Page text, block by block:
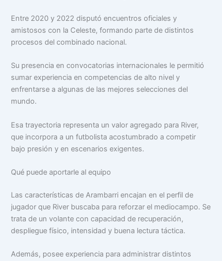
Entre 2020 y 2022 disputó encuentros oficiales y
amistosos con la Celeste, formando parte de distintos
procesos del combinado nacional.
Su presencia en convocatorias internacionales le permitió
sumar experiencia en competencias de alto nivel y
enfrentarse a algunas de las mejores selecciones del
mundo.
Esa trayectoria representa un valor agregado para River,
que incorpora a un futbolista acostumbrado a competir
bajo presión y en escenarios exigentes.
Qué puede aportarle al equipo
Las características de Arambarri encajan en el perfil de
jugador que River buscaba para reforzar el mediocampo. Se
trata de un volante con capacidad de recuperación,
despliegue físico, intensidad y buena lectura táctica.
Además, posee experiencia para administrar distintos